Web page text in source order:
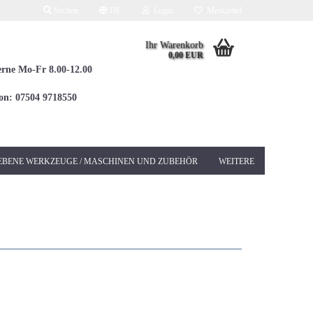
Mo-Fr 8.00-12.00
07504 9718550
Ihr Warenkorb
0,00 EUR
WERKZEUGE / MASCHINEN UND ZUBEHÖR WEITERE
Sanierungsschleifer